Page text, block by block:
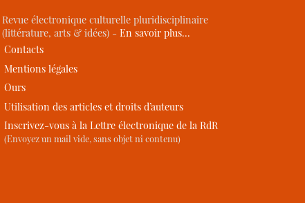
Revue électronique culturelle pluridisciplinaire
(littérature, arts & idées) -En savoir plus…
Contacts
Mentions légales
Ours
Utilisation des articles et droits d’auteurs
Inscrivez-vous à la Lettre électronique de la RdR
(Envoyez un mail vide, sans objet ni contenu)